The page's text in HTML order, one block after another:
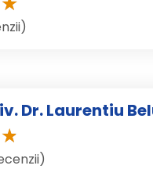
Dr. Laurentiu